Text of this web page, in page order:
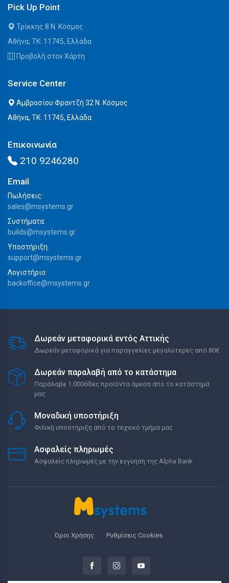
Pick Up Point
Τρίκκης 8 Ν. Κόσμος
Αθήνα, ΤΚ: 11745, Ελλάδα
Προβολή στον Χάρτη
Service Center
Αμβροσίου Φραντζή 32 Ν. Κόσμος
Αθήνα, ΤΚ: 11745, Ελλάδα
Επικοινωνία
210 9246280
Email
Πωλήσεις:
sales@msystems.gr
Συστήματα:
builds@msystems.gr
Υποστήριξη:
support@msystems.gr
Λογιστήριο:
backoffice@msystems.gr
Δωρεάν μεταφορικά εντός Αττικής
Δωρεάν μεταφορικά για παραγγελίες μεγαλύτερες από 80€
Δωρεάν παραλαβή από το κατάστημα
Παράλαβε 1.000άδες προϊόντα άμεσα από το κατάστημά
μας
Μοναδική υποστήριξη
Φιλική υποστήριξη από το τεχνικό τμήμα μας
Ασφαλείς πληρωμές
Ασφαλείς πληρωμές με την εγγύηση της Alpha Bank
Όροι Χρήσης Ρυθμίσεις Cookies